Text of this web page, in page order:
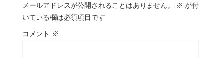
メールアドレスが公開されることはありません。 ※ が付
いている欄は必須項目です
コメント ※